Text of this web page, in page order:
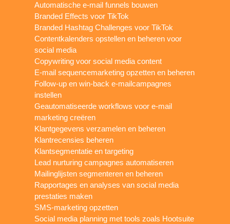
Automatische e-mail funnels bouwen
Branded Effects voor TikTok
Branded Hashtag Challenges voor TikTok
Contentkalenders opstellen en beheren voor
social media
Copywriting voor social media content
E-mail sequencemarketing opzetten en beheren
Follow-up en win-back e-mailcampagnes
instellen
Geautomatiseerde workflows voor e-mail
marketing creëren
Klantgegevens verzamelen en beheren
Klantrecensies beheren
Klantsegmentatie en targeting
Lead nurturing campagnes automatiseren
Mailinglijsten segmenteren en beheren
Rapportages en analyses van social media
prestaties maken
SMS-marketing opzetten
Social media planning met tools zoals Hootsuite